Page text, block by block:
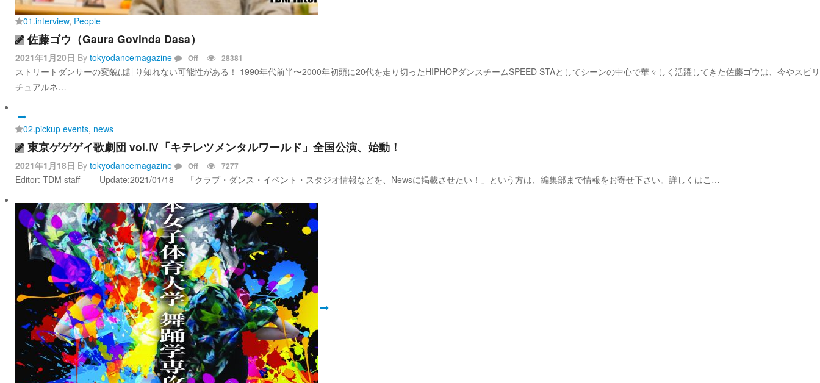
01.interview, People
佐藤ゴウ（Gaura Govinda Dasa）
2021年1月20日 By tokyodancemagazine Off 28381
ストリートダンサーの変貌は計り知れない可能性がある！ 1990年代前半〜2000年初頭に20代を走り切ったHIPHOPダンスチームSPEED STAとしてシーンの中心で華々しく活躍してきた佐藤ゴウは、今やスピリ
チュアルネ…
02.pickup events, news
東京ゲゲゲイ歌劇団 vol.Ⅳ「キテレツメンタルワールド」全国公演、始動！
2021年1月18日 By tokyodancemagazine Off 7277
Editor: TDM staff Update:2021/01/18 「クラブ・ダンス・イベント・スタジオ情報などを、Newsに掲載させたい！」という方は、編集部まで情報をお寄せ下さい。詳しくはこ…